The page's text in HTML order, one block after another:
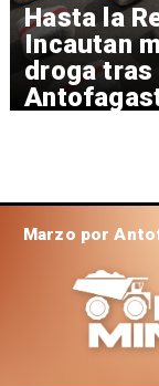
Hasta la
Incautan
droga
Marzo por